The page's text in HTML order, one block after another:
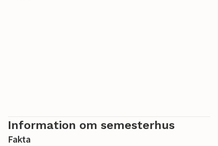
Information om semesterhus
Fakta